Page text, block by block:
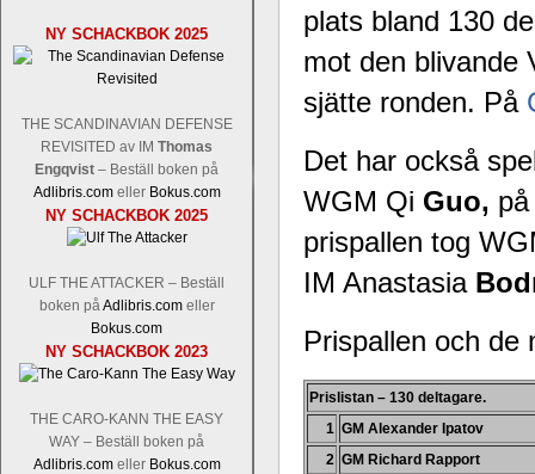
NY SCHACKBOK 2025
THE SCANDINAVIAN DEFENSE
REVISITED av IM Thomas
Engqvist – Beställ boken på
Adlibris.comeller Bokus.com
NY SCHACKBOK 2025
ULF THE ATTACKER – Beställ
boken påAdlibris.comeller
Bokus.com
NY SCHACKBOK 2023
THE CARO-KANN THE EASY
WAY – Beställ boken på
Adlibris.comeller Bokus.com
Elit: IM Michael Wiedenkeller, IM
Lindberg, FM Joar Östlund, FM
Östlund som är en starkt
Schacksnack har inlett det nya
Random, där pjäserna slumpas på
talet och där det på förhand är
ökar i spelöppningsfasen, medan
att man måste kunna och förstå
högerspalten nedan.
plats bland 130
mot den blivande
sjätte ronden. På
Det har också
WGM Qi Guo,
prispallen tog
IM Anastasia
Prispallen och de
Prislistan – 130 deltagare.
1 GM Alexander Ipatov
2 GM Richard Rapport